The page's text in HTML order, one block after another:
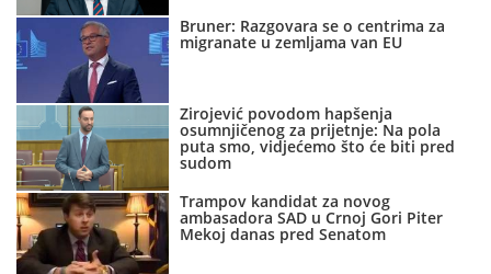
Bruner: Razgovara se o centrima za
migranate u zemljama van EU
Zirojević povodom hapšenja
osumnjičenog za prijetnje: Na pola
puta smo, vidjećemo što će biti pred
sudom
Trampov kandidat za novog
ambasadora SAD u Crnoj Gori Piter
Mekoj danas pred Senatom